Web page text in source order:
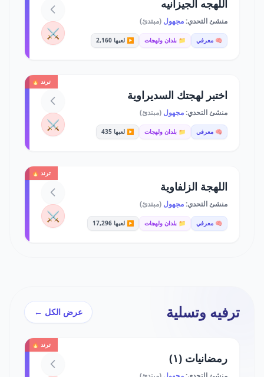
اللهجه الجيزانيه
منشئ التحدي:مجهول (مبتدئ)
🧠 معرفي 📁 بلدان ولهجات ▶️ لعبها 2,160 ⚔️
ترند 🔥
اختبر لهجتك السديراوية
منشئ التحدي:مجهول (مبتدئ)
🧠 معرفي 📁 بلدان ولهجات ▶️ لعبها 435 ⚔️
ترند 🔥
اللهجة الزلفاوية
منشئ التحدي:مجهول (مبتدئ)
🧠 معرفي 📁 بلدان ولهجات ▶️ لعبها 17,296 ⚔️
ترفيه وتسلية عرض الكل ←
ترند 🔥
رمضانيات (١)